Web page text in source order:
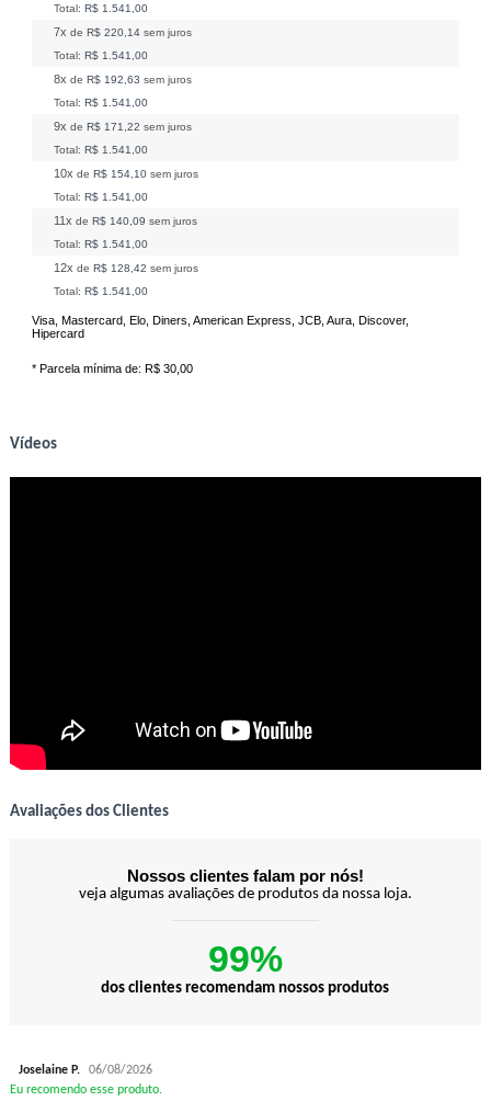
Total: R$ 1.541,00
7x de R$ 220,14 sem juros
Total: R$ 1.541,00
8x de R$ 192,63 sem juros
Total: R$ 1.541,00
9x de R$ 171,22 sem juros
Total: R$ 1.541,00
10x de R$ 154,10 sem juros
Total: R$ 1.541,00
11x de R$ 140,09 sem juros
Total: R$ 1.541,00
12x de R$ 128,42 sem juros
Total: R$ 1.541,00
Visa, Mastercard, Elo, Diners, American Express, JCB, Aura, Discover,
Hipercard
* Parcela mínima de: R$ 30,00
Vídeos
Avaliações dos Clientes
Nossos clientes falam por nós!
veja algumas avaliações de produtos da nossa loja.
99%
dos clientes recomendam nossos produtos
Joselaine P.
06/08/2026
Eu recomendo esse produto.